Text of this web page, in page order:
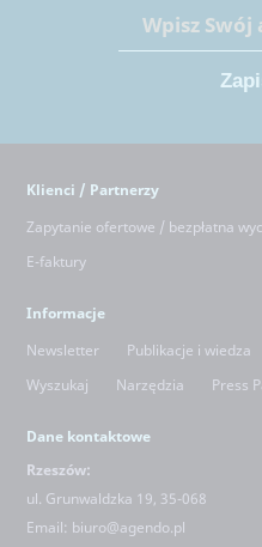
Klienci / Partnerzy
Zapytanie ofertowe / bezpłatna
E-faktury
Informacje
Newsletter
Publikacje i wiedza
Wyszukaj
Narzędzia Press
Dane kontaktowe
Rzeszów:
ul. Grunwaldzka 19, 35-068
Email: biuro@agendo.pl